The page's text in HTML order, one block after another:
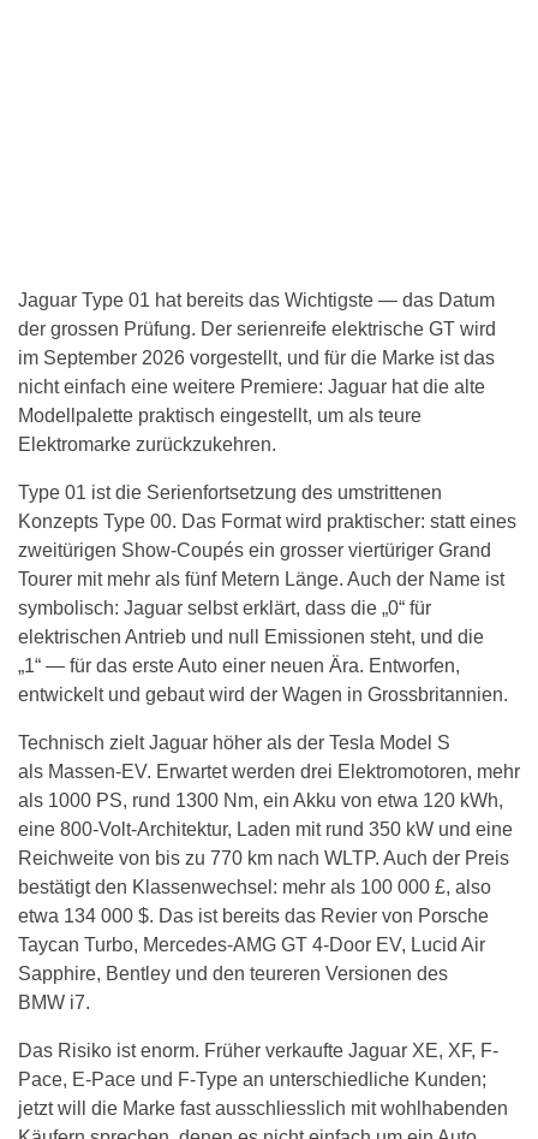
Jaguar Type 01 hat bereits das Wichtigste — das Datum
der grossen Prüfung. Der serienreife elektrische GT wird
im September 2026 vorgestellt, und für die Marke ist das
nicht einfach eine weitere Premiere: Jaguar hat die alte
Modellpalette praktisch eingestellt, um als teure
Elektromarke zurückzukehren.
Type 01 ist die Serienfortsetzung des umstrittenen
Konzepts Type 00. Das Format wird praktischer: statt eines
zweitürigen Show-Coupés ein grosser viertüriger Grand
Tourer mit mehr als fünf Metern Länge. Auch der Name ist
symbolisch: Jaguar selbst erklärt, dass die „0“ für
elektrischen Antrieb und null Emissionen steht, und die
„1“ — für das erste Auto einer neuen Ära. Entworfen,
entwickelt und gebaut wird der Wagen in Grossbritannien.
Technisch zielt Jaguar höher als der Tesla Model S
als Massen-EV. Erwartet werden drei Elektromotoren, mehr
als 1000 PS, rund 1300 Nm, ein Akku von etwa 120 kWh,
eine 800-Volt-Architektur, Laden mit rund 350 kW und eine
Reichweite von bis zu 770 km nach WLTP. Auch der Preis
bestätigt den Klassenwechsel: mehr als 100 000 £, also
etwa 134 000 $. Das ist bereits das Revier von Porsche
Taycan Turbo, Mercedes-AMG GT 4-Door EV, Lucid Air
Sapphire, Bentley und den teureren Versionen des
BMW i7.
Das Risiko ist enorm. Früher verkaufte Jaguar XE, XF, F-
Pace, E-Pace und F-Type an unterschiedliche Kunden;
jetzt will die Marke fast ausschliesslich mit wohlhabenden